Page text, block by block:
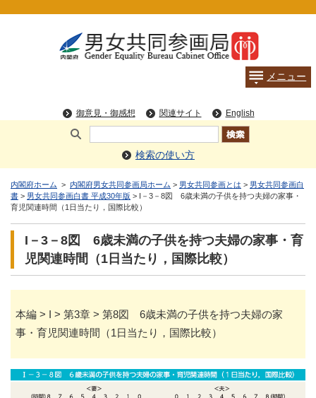
検索の使い方
内閣府ホーム > 内閣府男女共同参画局ホーム > 男女共同参画とは > 男女共同参画白
書 > 男女共同参画白書 平成30年版 > I－3－8図 6歳未満の子供を持つ夫婦の家事・
育児関連時間（1日当たり，国際比較）
I－3－8図 6歳未満の子供を持つ夫婦の家事・育
児関連時間（1日当たり，国際比較）
本編 > I > 第3章 > 第8図 6歳未満の子供を持つ夫婦の家
事・育児関連時間（1日当たり，国際比較）